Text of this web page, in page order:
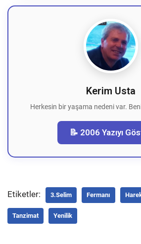
Kerim Usta
Herkesin bir yaşama nedeni var.
📝 2006 Yazıyı
Etiketler: 3.Selim Fermanı
Tanzimat Yenilik